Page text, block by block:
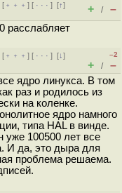
[ ﹢﹢﹢] [ · · ·][↑]
+ / –
расслабляет
[ ﹢﹢﹢] [ · · ·][↓]
–2
+ / –
ядро линукса. В том
раз и родилось из
на коленке.
ядро намного
типа HAL в винде.
уже 100500 лет все
И да, это дыра для
проблема решаема.